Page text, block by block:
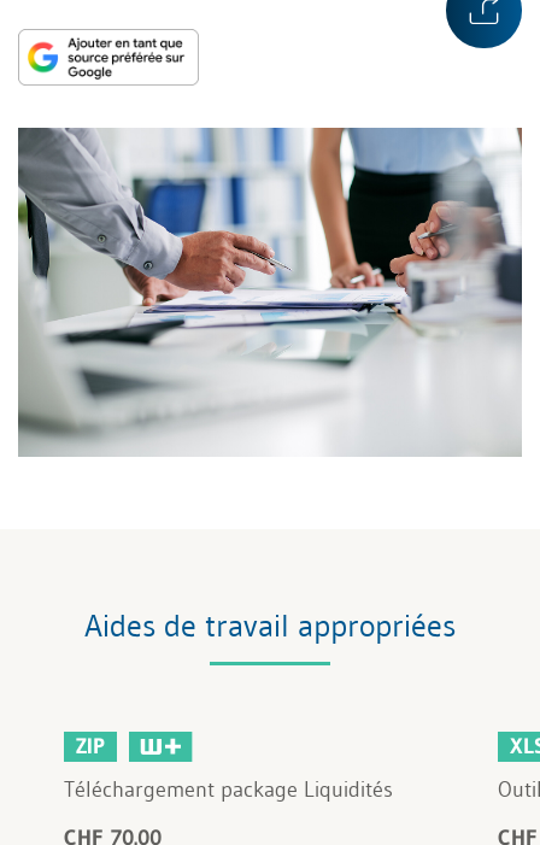
Aides de travail appropriées
ZIP
Téléchargement package Liquidités
CHF 70.00